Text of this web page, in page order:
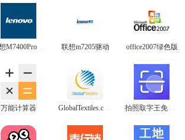
联想m7205驱动 office2007绿色版
万能计算器